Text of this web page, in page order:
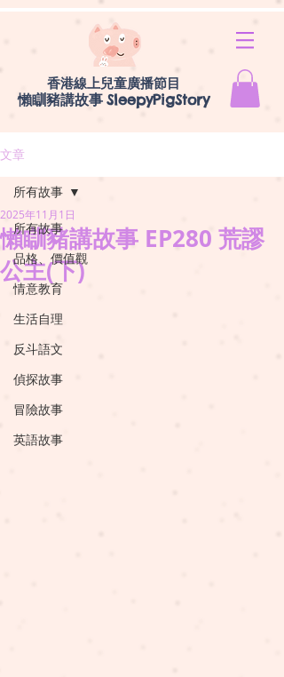
香港線上兒童廣播節目
懶瞓豬講故事 SleepyPigStory
文章
所有故事
品格、價值觀
情意教育
生活自理
反斗語文
偵探故事
冒險故事
英語故事
所有故事
懶瞓豬講故事 EP280 荒謬
公主(下)
2025年11月1日